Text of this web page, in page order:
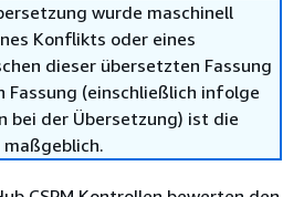
wurde maschinell
Konflikts oder eines
dieser übersetzten Fassung
Fassung (einschließlich infolge
bei der Übersetzung) ist die
maßgeblich.